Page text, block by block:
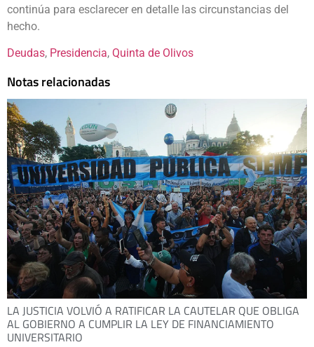
continúa para esclarecer en detalle las circunstancias del
hecho.
Deudas, Presidencia, Quinta de Olivos
Notas relacionadas
LA JUSTICIA VOLVIÓ A RATIFICAR LA CAUTELAR QUE OBLIGA
AL GOBIERNO A CUMPLIR LA LEY DE FINANCIAMIENTO
UNIVERSITARIO